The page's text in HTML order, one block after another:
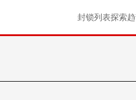
封锁列表探索